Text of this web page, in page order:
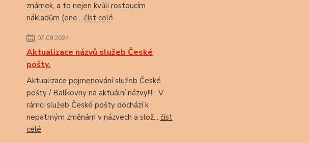
známek, a to nejen kvůli rostoucím
nákladům (ene... číst celé
07.09.2024
Aktualizace názvů služeb České
pošty.
Aktualizace pojmenování služeb České
pošty / Balíkovny na aktuální názvy!!! V
rámci služeb České pošty dochází k
nepatrným změnám v názvech a slož... číst
celé